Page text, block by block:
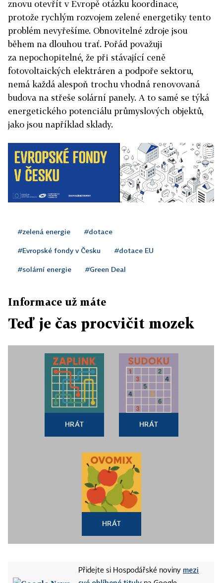
znovu otevřít v Evropě otázku koordinace,
protože rychlým rozvojem zelené energetiky tento
problém nevyřešíme. Obnovitelné zdroje jsou
během na dlouhou trať. Pořád považuji
za nepochopitelné, že při stávající ceně
fotovoltaických elektráren a podpoře sektoru,
nemá každá alespoň trochu vhodná renovovaná
budova na střeše solární panely. A to samé se týká
energetického potenciálu průmyslových objektů,
jako jsou například sklady.
#zelená energie #dotace
#Evropské fondy v Česku #dotace EU
#solární energie #Green Deal
Informace už máte
Teď je čas procvičit mozek
HRÁT HRÁT
HRÁT
Přidejte si Hospodářské noviny mezi